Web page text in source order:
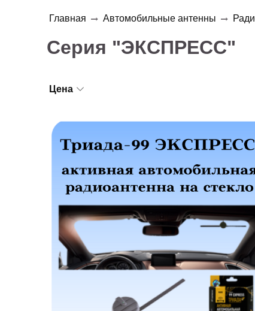
Главная Автомобильные антенны
Серия "ЭКСПРЕСС"
Цена